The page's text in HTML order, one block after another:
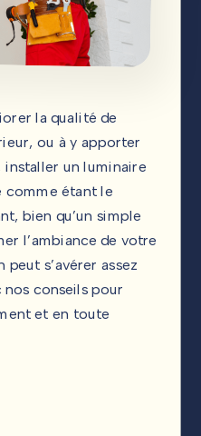
la qualité de
ou à y apporter
installer un luminaire
comme étant le
bien qu’un simple
l’ambiance de votre
s’avérer assez
conseils pour
et en toute